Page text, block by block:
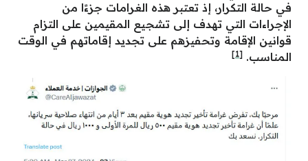
في حالة التكرار، إذ تعتبر هذه الغرامات جزءًا من
الإجراءات التي تهدف إلى تشجيع المقيمين على التزام
قوانين الإقامة وتحفيزهم على تجديد إقاماتهم في الوقت
المناسب. [1]